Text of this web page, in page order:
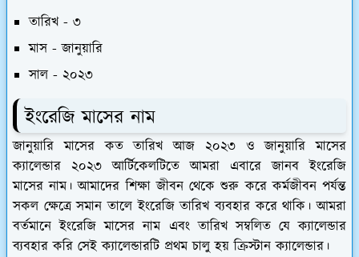
তারিখ - ৩
মাস - জানুয়ারি
সাল - ২০২৩
ইংরেজি মাসের নাম
জানুয়ারি মাসের কত তারিখ আজ ২০২৩ ও জানুয়ারি মাসের
ক্যালেন্ডার ২০২৩ আর্টিকেলটিতে আমরা এবারে জানব ইংরেজি
মাসের নাম। আমাদের শিক্ষা জীবন থেকে শুরু করে কর্মজীবন পর্যন্ত
সকল ক্ষেত্রে সমান তালে ইংরেজি তারিখ ব্যবহার করে থাকি। আমরা
বর্তমানে ইংরেজি মাসের নাম এবং তারিখ সম্বলিত যে ক্যালেন্ডার
ব্যবহার করি সেই ক্যালেন্ডারটি প্রথম চালু হয় ক্রিস্টান ক্যালেন্ডার।